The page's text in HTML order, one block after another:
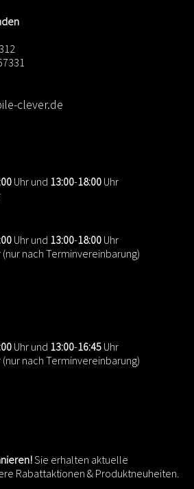
clever.de
Uhr und 13:00-18:00 Uhr
Uhr und 13:00-18:00 Uhr
(nur nach Terminvereinbarung)
Uhr und 13:00-16:45 Uhr
(nur nach Terminvereinbarung)
Sie erhalten aktuelle
Rabattaktionen & Produktneuheiten.